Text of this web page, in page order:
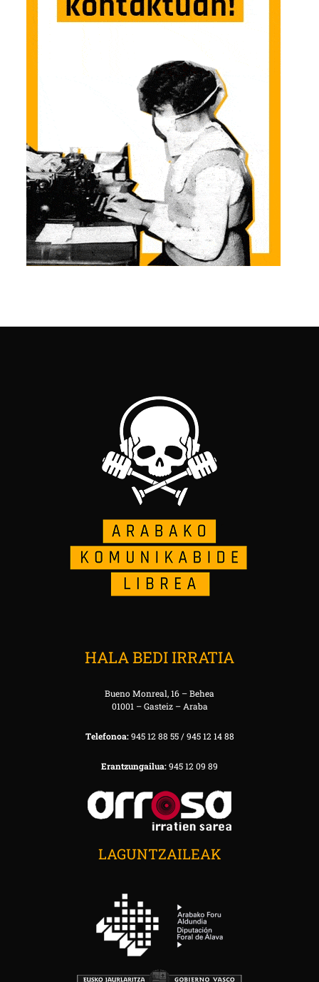
HALA BEDI IRRATIA
Bueno Monreal, 16 – Behea
01001 – Gasteiz – Araba
Telefonoa:945 12 88 55 / 945 12 14 88
Erantzungailua:945 12 09 89
LAGUNTZAILEAK